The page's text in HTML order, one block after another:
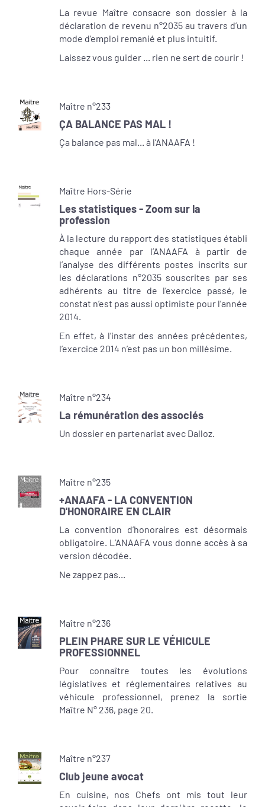
La revue Maître consacre son dossier à la
déclaration de revenu n°2035 au travers d’un
mode d’emploi remanié et plus intuitif.
Laissez vous guider ... rien ne sert de courir !
Maître n°233
ÇA BALANCE PAS MAL !
Ça balance pas mal... à l’ANAAFA !
Maître Hors-Série
Les statistiques - Zoom sur la
profession
À la lecture du rapport des statistiques établi
chaque année par l’ANAAFA à partir de
l’analyse des différents postes inscrits sur
les déclarations n°2035 souscrites par ses
adhérents au titre de l’exercice passé, le
constat n’est pas aussi optimiste pour l’année
2014.
En effet, à l’instar des années précédentes,
l’exercice 2014 n’est pas un bon millésime.
Maître n°234
La rémunération des associés
Un dossier en partenariat avec Dalloz.
Maître n°235
+ANAAFA - LA CONVENTION
D'HONORAIRE EN CLAIR
La convention d’honoraires est désormais
obligatoire. L’ANAAFA vous donne accès à sa
version décodée.
Ne zappez pas...
Maître n°236
PLEIN PHARE SUR LE VÉHICULE
PROFESSIONNEL
Pour connaître toutes les évolutions
législatives et réglementaires relatives au
véhicule professionnel, prenez la sortie
Maître N° 236, page 20.
Maître n°237
Club jeune avocat
En cuisine, nos Chefs ont mis tout leur